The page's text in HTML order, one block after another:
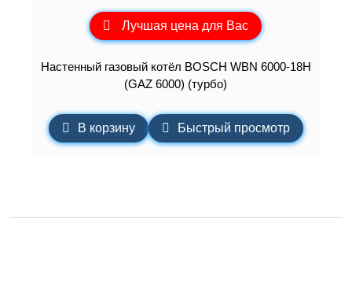
Лучшая цена для Вас
Настенный газовый котёл BOSCH WBN 6000-18H
(GAZ 6000) (турбо)
В корзину Быстрый просмотр